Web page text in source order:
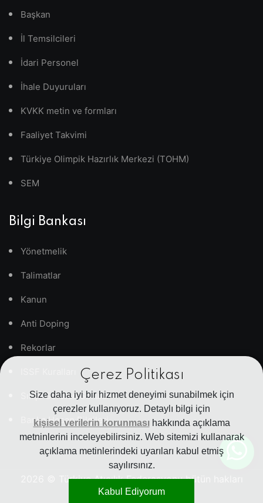
Çerez Politikası
Size daha iyi bir hizmet deneyimi sunabilmek için
çerezler kullanıyoruz. Detaylı bilgi için
kişisel verilerin korunmasıhakkında açıklama
metninlerini inceleyebilirsiniz. Web sitemizi kullanarak
açıklama metinlerindeki uyarıları kabul etmiş
sayılırsınız.
Kabul Ediyorum
Başkan
İl Temsilcileri
İdari Personel
İhale Duyuruları
KVKK metin ve formları
Faaliyet Takvimi
Türkiye Olimpik Hazırlık Merkezi (TOHM)
SEM
Bilgi Bankası
Yönetmelik
Talimatlar
Kanun
Anti Doping
Rekorlar
Sıkça Sorulan Sorular
Banka Hesap Bilgileri
© Türkiye Atıcılık Federasyonu bütün hakları
saklıdır.